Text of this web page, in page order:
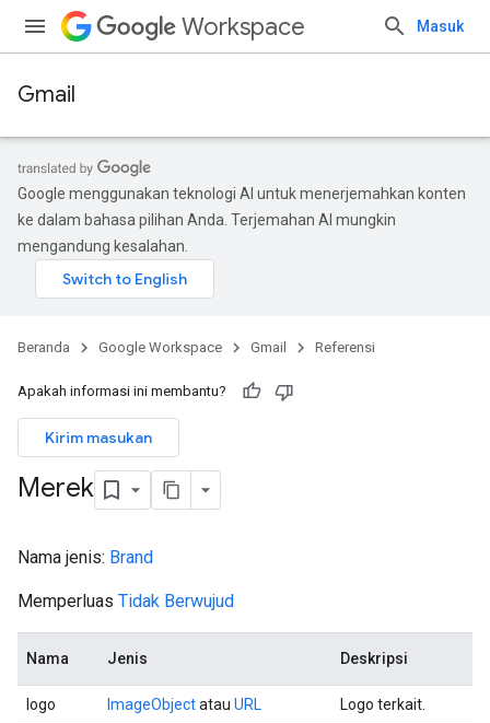
Workspace Masuk
Gmail
Google menggunakan teknologi AI untuk menerjemahkan konten
ke dalam bahasa pilihan Anda. Terjemahan AI mungkin
mengandung kesalahan.
Beranda Google Workspace Gmail Referensi
Apakah informasi ini membantu?
Kirim masukan
Merek
Nama jenis: Brand
Memperluas Tidak Berwujud
Nama Jenis Deskripsi
logo ImageObjectatau URL Logo terkait.